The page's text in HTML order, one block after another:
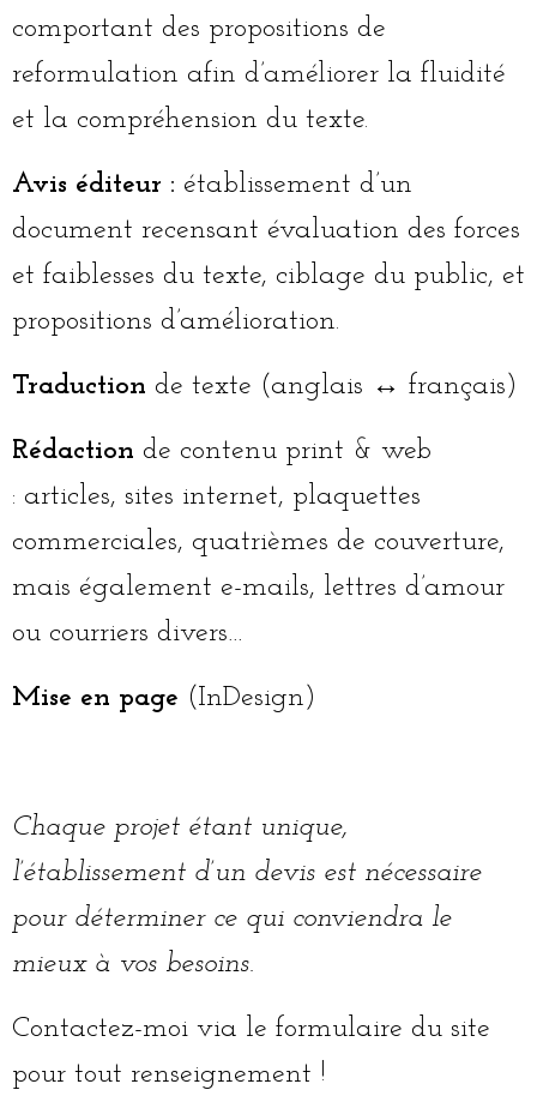
comportant des propositions de
reformulation afin d’améliorer la fluidité
et la compréhension du texte.
Avis éditeur : établissement d’un
document recensant évaluation des forces
et faiblesses du texte, ciblage du public, et
propositions d’amélioration.
Traduction de texte (anglais ↔ français)
Rédaction de contenu print & web
: articles, sites internet, plaquettes
commerciales, quatrièmes de couverture,
mais également e-mails, lettres d’amour
ou courriers divers…
Mise en page (InDesign)
Chaque projet étant unique,
l’établissement d’un devis est nécessaire
pour déterminer ce qui conviendra le
mieux à vos besoins.
Contactez-moi via le formulaire du site
pour tout renseignement !